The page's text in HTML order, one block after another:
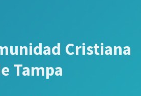
Cristiana
Tampa